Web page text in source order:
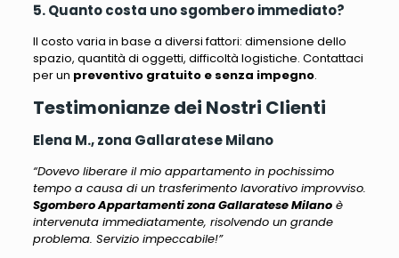
5. Quanto costa uno sgombero immediato?
Il costo varia in base a diversi fattori: dimensione dello
spazio, quantità di oggetti, difficoltà logistiche. Contattaci
per un preventivo gratuito e senza impegno.
Testimonianze dei Nostri Clienti
Elena M., zona Gallaratese Milano
“Dovevo liberare il mio appartamento in pochissimo
tempo a causa di un trasferimento lavorativo improvviso.
Sgombero Appartamenti zona Gallaratese Milanoè
intervenuta immediatamente, risolvendo un grande
problema. Servizio impeccabile!”